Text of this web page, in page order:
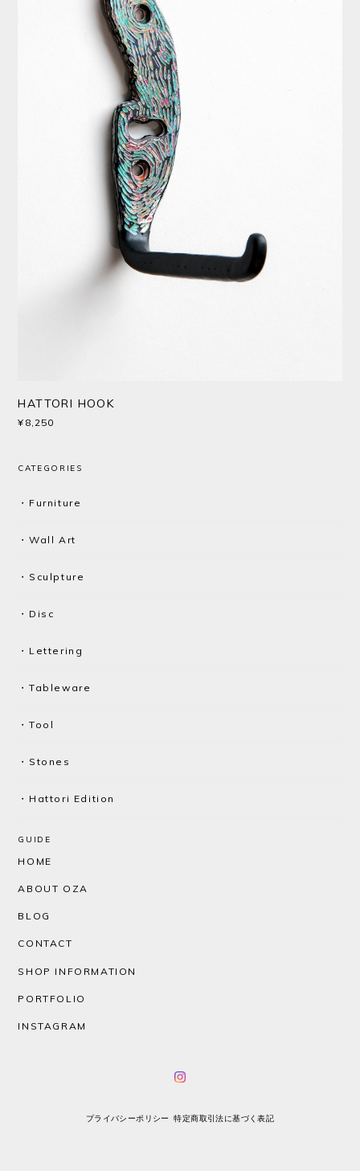
HATTORI HOOK
¥8,250
CATEGORIES
・Furniture
・Wall Art
・Sculpture
・Disc
・Lettering
・Tableware
・Tool
・Stones
・Hattori Edition
GUIDE
HOME
ABOUT OZA
BLOG
CONTACT
SHOP INFORMATION
PORTFOLIO
INSTAGRAM
プライバシーポリシー 特定商取引法に基づく表記